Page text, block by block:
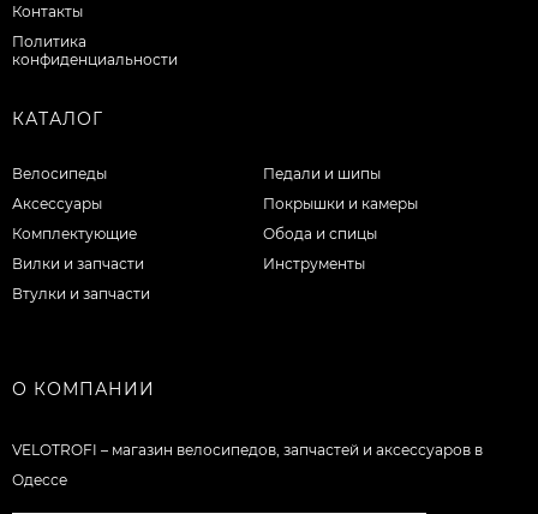
Контакты
Политика
конфиденциальности
КАТАЛОГ
Велосипеды
Аксессуары
Комплектующие
Вилки и запчасти
Втулки и запчасти
Педали и шипы
Покрышки и камеры
Обода и спицы
Инструменты
О КОМПАНИИ
VELOTROFI – магазин велосипедов, запчастей и аксессуаров в
Одессе